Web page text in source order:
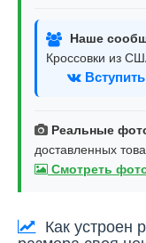
Наше
Кроссовки из
Реальные
доставленных
Смотреть
Как устроен